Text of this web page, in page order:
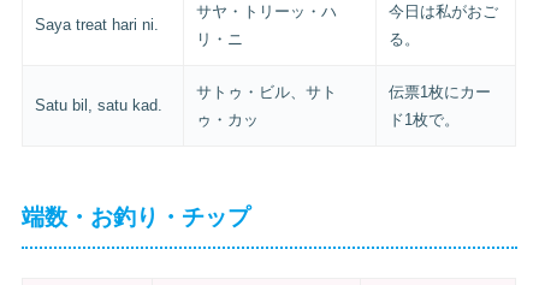
Saya treat hari ni.
サヤ・トリーッ・ハ
リ・ニ
今日は私がおご
る。
Satu bil, satu kad.
サトゥ・ビル、サト
ゥ・カッ
伝票1枚にカー
ド1枚で。
端数・お釣り・チップ